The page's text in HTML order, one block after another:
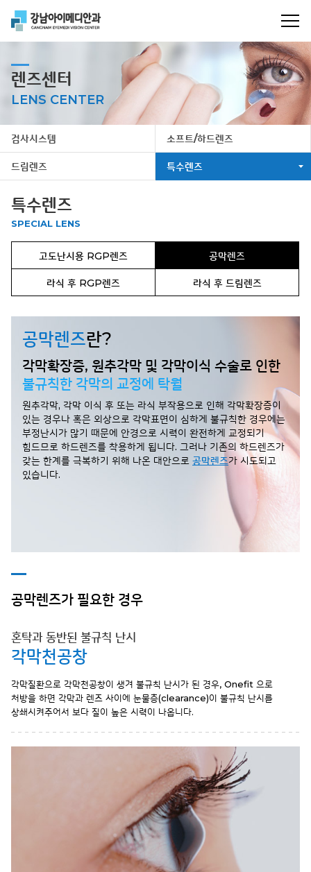
렌즈센터
LENS CENTER
검사시스템 소프트/하드렌즈
드림렌즈 특수렌즈
특수렌즈
SPECIAL LENS
고도난시용 RGP렌즈 공막렌즈
라식 후 RGP렌즈 라식 후 드림렌즈
공막렌즈란?
각막확장증, 원추각막 및 각막이식 수술로 인한
불규칙한 각막의 교정에 탁월
원추각막, 각막 이식 후 또는 라식 부작용으로 인해 각막확장증이
있는 경우나 혹은 외상으로 각막표면이 심하게 불규칙한 경우에는
부정난시가 많기 때문에 안경으로 시력이 완전하게 교정되기
힘드므로 하드렌즈를 착용하게 됩니다. 그러나 기존의 하드렌즈가
갖는 한계를 극복하기 위해 나온 대안으로 공막렌즈가 시도되고
있습니다.
공막렌즈가 필요한 경우
혼탁과 동반된 불규칙 난시
각막천공창
각막질환으로 각막천공창이 생겨 불규칙 난시가 된 경우, Onefit 으로
처방을 하면 각막과 렌즈 사이에 눈물층(clearance)이 불규칙 난시를
상쇄시켜주어서 보다 질이 높은 시력이 나옵니다.